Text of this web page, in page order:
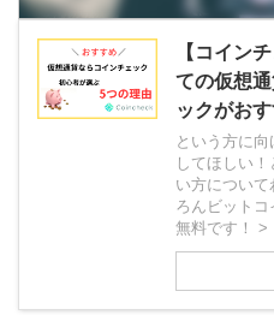
【コイン
ての仮想
ックがお
という方に
してほしい
い方につい
ろんビットコ
無料です！ >